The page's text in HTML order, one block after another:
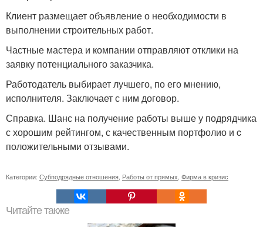
Клиент размещает объявление о необходимости в
выполнении строительных работ.
Частные мастера и компании отправляют отклики на
заявку потенциального заказчика.
Работодатель выбирает лучшего, по его мнению,
исполнителя. Заключает с ним договор.
Справка. Шанс на получение работы выше у подрядчика
с хорошим рейтингом, с качественным портфолио и c
положительными отзывами.
Категории: Субподрядные отношения Работы от прямых Фирма в кризис
Читайте также